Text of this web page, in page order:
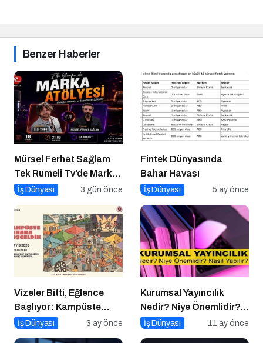
Benzer Haberler
Mürsel Ferhat Sağlam
Tek Rumeli Tv’de Marka
Atölyesi Programına
İş Dünyası 3 gün önce
Fintek Dünyasında
Bahar Havası
İş Dünyası 5 ay önce
Vizeler Bitti, Eğlence
Başlıyor: Kampüste
Bahar Festivali Kaçmaz!
İş Dünyası 3 ay önce
Kurumsal Yayıncılık
Nedir? Niye Önemlidir?
Kurumsal Yayıncılık Nasıl
İş Dünyası 11 ay önce